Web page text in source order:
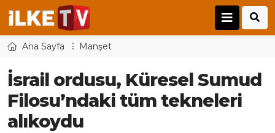
Ana Sayfa Manşet
İsrail ordusu, Küresel Sumud
Filosu’ndaki tüm tekneleri
alıkoydu